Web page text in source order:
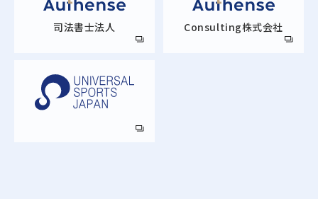
司法書士法人 Consulting株式会社